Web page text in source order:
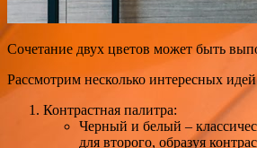
Сочетание двух цветов может быть
Рассмотрим несколько интересных
Контрастная палитра:
Черный и белый –
для второго, образуя